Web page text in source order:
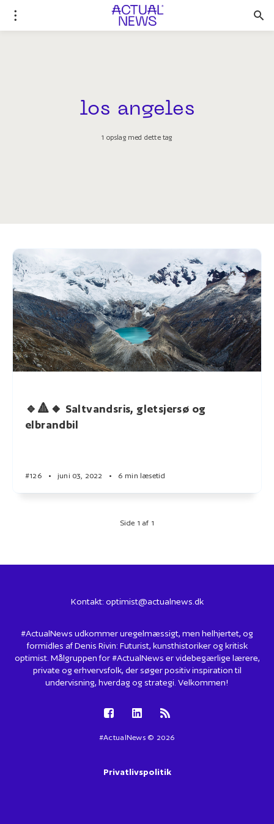
los angeles
1 opslag med dette tag
🔹🔺🔸 Saltvandsris, gletsjersø og
elbrandbil
#126 • juni 03, 2022 • 6 min læsetid
Side 1 af 1
Kontakt: optimist@actualnews.dk
#ActualNews udkommer uregelmæssigt, men helhjertet, og
formidles af Denis Rivin: Futurist, kunsthistoriker og kritisk
optimist. Målgruppen for #ActualNews er videbegærlige lærere,
private og erhvervsfolk, der søger positiv inspiration til
undervisning, hverdag og strategi. Velkommen!
#ActualNews © 2026
Privatlivspolitik